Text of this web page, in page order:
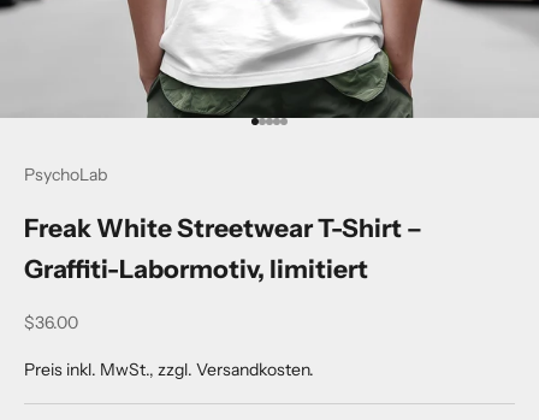
Go to item 1
Go to item 2
Go to item 3
Go to item 4
Go to item 5
PsychoLab
Freak White Streetwear T-Shirt –
Graffiti-Labormotiv, limitiert
Sale price
$36.00
Preis inkl. MwSt., zzgl. Versandkosten.